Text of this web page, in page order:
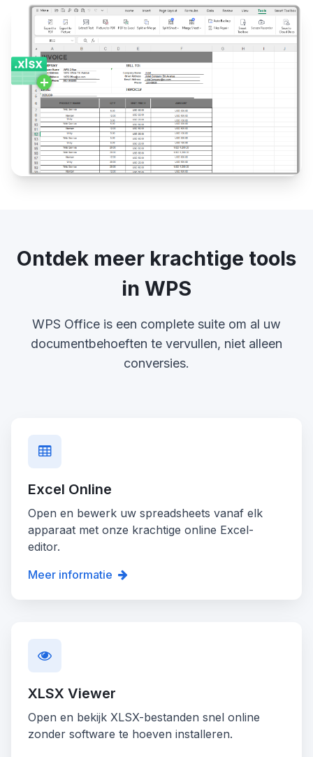
Ontdek meer krachtige tools
in WPS
WPS Office is een complete suite om al uw
documentbehoeften te vervullen, niet alleen
conversies.
Excel Online
Open en bewerk uw spreadsheets vanaf elk
apparaat met onze krachtige online Excel-
editor.
Meer informatie
XLSX Viewer
Open en bekijk XLSX-bestanden snel online
zonder software te hoeven installeren.